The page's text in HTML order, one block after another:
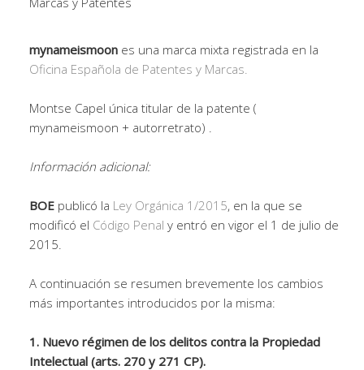
mynameismoon es una marca mixta registrada en la
Oficina Española de Patentes y Marcas.
Montse Capel única titular de la patente (
mynameismoon + autorretrato) .
Información adicional:
BOE publicó la Ley Orgánica 1/2015, en la que se
modificó el Código Penal y entró en vigor el 1 de julio de
2015.
A continuación se resumen brevemente los cambios
más importantes introducidos por la misma:
1. Nuevo régimen de los delitos contra la Propiedad
Intelectual (arts. 270 y 271 CP).